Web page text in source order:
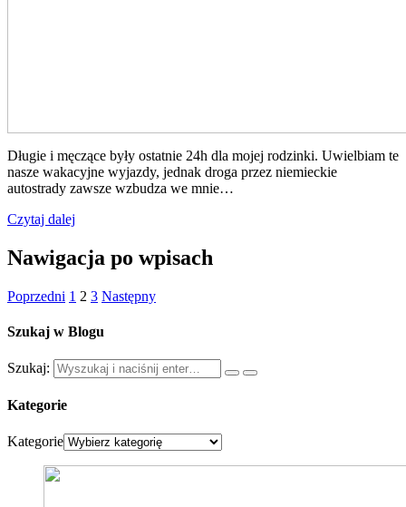
Długie i męczące były ostatnie 24h dla mojej rodzinki. Uwielbiam te
nasze wakacyjne wyjazdy, jednak droga przez niemieckie
autostrady zawsze wzbudza we mnie…
Czytaj dalej
Nawigacja po wpisach
Poprzedni 1 2 3 Następny
Szukaj w Blogu
Szukaj:
Kategorie
Kategorie